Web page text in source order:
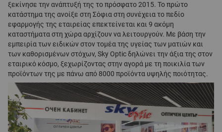
ξεκίνησε την ανάπτυξή της το πρόσφατο 2015. Το πρώτο
κατάστημα της ανοίξε στη Σόφια στη συνέχεια το πεδίο
εφαρμογής της εταιρείας επεκτείνεται και 9 ακόμη
καταστήματα στη χώρα αρχίζουν να λειτουργούν. Με βάση την
εμπειρία των ειδικών στον τομέα της υγείας των ματιών και
των καθορισμένων στόχων, Sky Optic δηλώνει την άξια της στον
εταιρικό κόσμο, ξεχωρίζοντας στην αγορά με τη ποικιλία των
προϊόντων της με πάνω από 8000 προϊόντα υψηλής ποιότητας.